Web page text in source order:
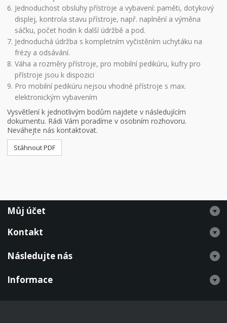
Jednoduchost obsluhy přístroje a vybavení: paměti, dotykový
displej, kontrola stavu přístroje, např. naplnění a výměna
sáčku, počet hodin k další údržbě a pod.
Jednoduchá údržba s kompletním vyčistěním uchytáku na
frézy a odsávání.
Váha a rozměry přístroje, pro mobilní pedikúru, kufry pro
přístroje jsou k dispozici
Pro mobilní pedikúru nejsou vhodné přístroje s max.
elektronickým vybavením
Vysvětlení k jednotlivým bodům najdete v následujícím
dokumentu. Rádi Vám poradíme v osobním rozhovoru.
Neváhejte nás kontaktovat.
Stáhnout PDF
Můj účet
Kontakt
Následujte nás
Informace